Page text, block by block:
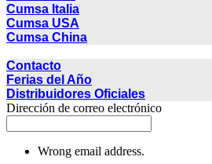
Cumsa Italia
Cumsa USA
Cumsa China
Contacto
Ferias del Año
Distribuidores Oficiales
Dirección de correo electrónico
Wrong email address.